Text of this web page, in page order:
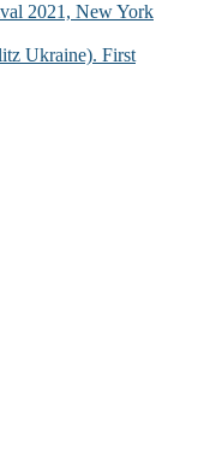
2021, New York
Ukraine). First